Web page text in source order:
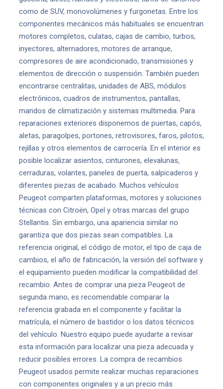
como de SUV, monovolúmenes y furgonetas. Entre los
componentes mecánicos más habituales se encuentran
motores completos, culatas, cajas de cambio, turbos,
inyectores, alternadores, motores de arranque,
compresores de aire acondicionado, transmisiones y
elementos de dirección o suspensión. También pueden
encontrarse centralitas, unidades de ABS, módulos
electrónicos, cuadros de instrumentos, pantallas,
mandos de climatización y sistemas multimedia. Para
reparaciones exteriores disponemos de puertas, capós,
aletas, paragolpes, portones, retrovisores, faros, pilotos,
rejillas y otros elementos de carrocería. En el interior es
posible localizar asientos, cinturones, elevalunas,
cerraduras, volantes, paneles de puerta, salpicaderos y
diferentes piezas de acabado. Muchos vehículos
Peugeot comparten plataformas, motores y soluciones
técnicas con Citroën, Opel y otras marcas del grupo
Stellantis. Sin embargo, una apariencia similar no
garantiza que dos piezas sean compatibles. La
referencia original, el código de motor, el tipo de caja de
cambios, el año de fabricación, la versión del software y
el equipamiento pueden modificar la compatibilidad del
recambio. Antes de comprar una pieza Peugeot de
segunda mano, es recomendable comparar la
referencia grabada en el componente y facilitar la
matrícula, el número de bastidor o los datos técnicos
del vehículo. Nuestro equipo puede ayudarte a revisar
esta información para localizar una pieza adecuada y
reducir posibles errores. La compra de recambios
Peugeot usados permite realizar muchas reparaciones
con componentes originales y a un precio más